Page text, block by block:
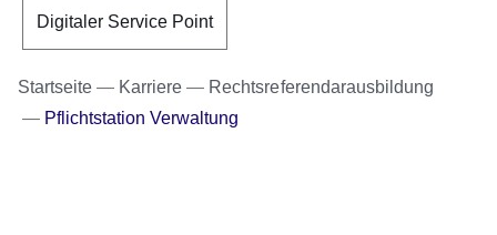
Digitaler Service Point
Startseite Karriere
Rechtsreferendarausbildung
Pflichtstation Verwaltung